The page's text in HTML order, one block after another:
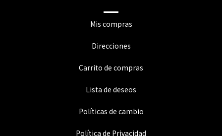
Mis compras
Direcciones
Carrito de compras
Lista de deseos
Políticas de cambio
Política de Privacidad